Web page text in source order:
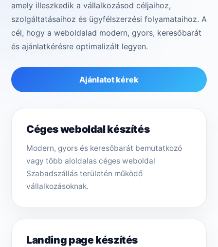
amely illeszkedik a vállalkozásod céljaihoz,
szolgáltatásaihoz és ügyfélszerzési folyamataihoz. A
cél, hogy a weboldalad modern, gyors, keresőbarát
és ajánlatkérésre optimalizált legyen.
Ajánlatot kérek
Céges weboldal készítés
Modern, gyors és keresőbarát bemutatkozó
vagy több aloldalas céges weboldal
Szabadszállás területén működő
vállalkozásoknak.
Landing page készítés